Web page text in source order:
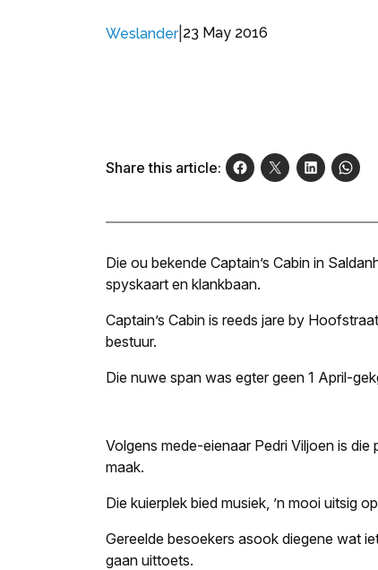
Weslander| 23 May 2016
Share this article:
Die ou bekende Captain’s Cabin in
spyskaart en klankbaan.
Captain’s Cabin is reeds jare by
bestuur.
Die nuwe span was egter geen 1 April-
Volgens mede-eienaar Pedri Viljoen is die
maak.
Die kuierplek bied musiek, ’n mooi uitsig
Gereelde besoekers asook diegene wat
gaan uittoets.